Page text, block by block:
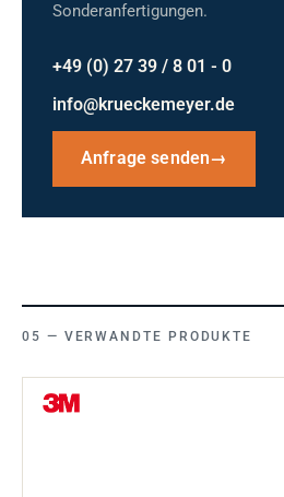
Sonderanfertigungen.
+49 (0) 27 39 / 8 01 - 0
info@krueckemeyer.de
Anfrage senden→
VERWANDTE PRODUKTE